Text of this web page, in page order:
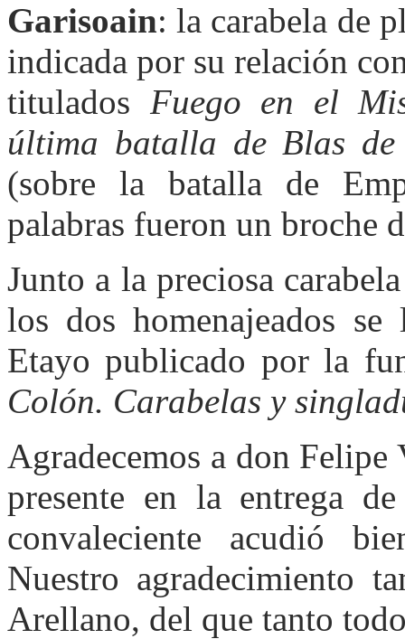
Garisoain: la carabela de
indicada por su relación
titulados Fuego en el
última batalla de Blas de
(sobre la batalla de
palabras fueron un broche
Junto a la preciosa
los dos homenajeados
Etayo publicado por la
Colón. Carabelas y
Agradecemos a don Felipe
presente en la entrega
convaleciente acudió
Nuestro agradecimiento
Arellano, del que tanto